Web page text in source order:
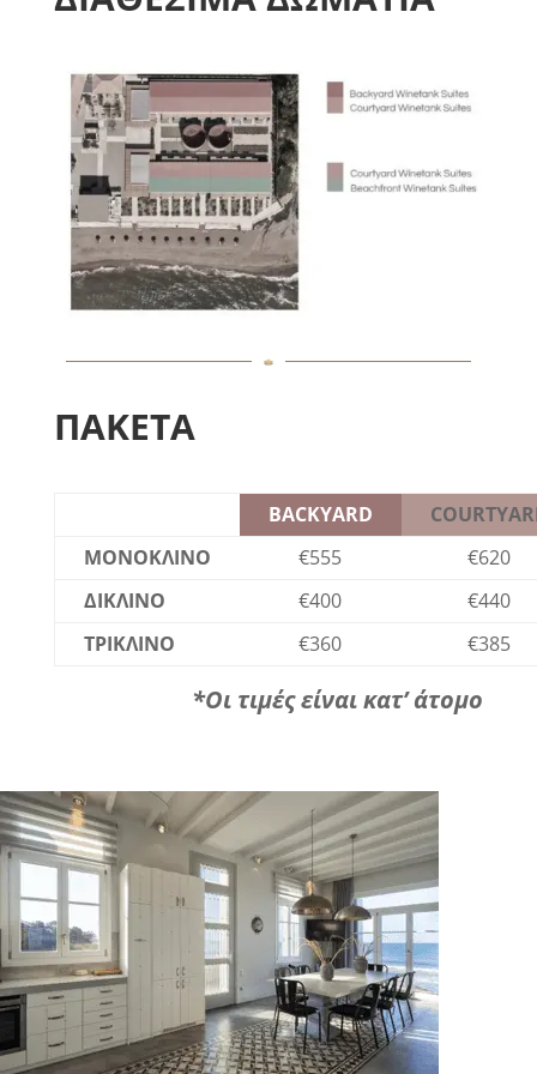
ΠΑΚΕΤΑ
BACKYARD
ΜΟΝΟΚΛΙΝΟ
€555
€620
ΔΙΚΛΙΝΟ
€400
€440
ΤΡΙΚΛΙΝΟ
€360 €385
*Οι τιμές είναι κατ’ άτομο